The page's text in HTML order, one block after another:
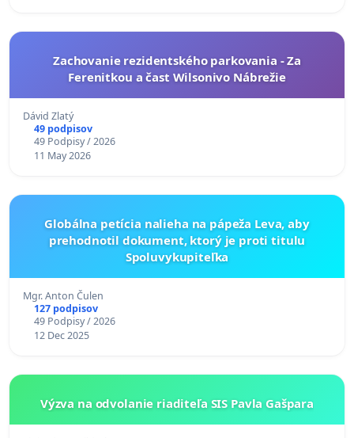
Zachovanie rezidentského parkovania - Za
Ferenitkou a čast Wilsonivo Nábrežie
Dávid Zlatý
49 podpisov
49 Podpisy / 2026
11 May 2026
Globálna petícia nalieha na pápeža Leva, aby
prehodnotil dokument, ktorý je proti titulu
Spoluvykupiteľka
Mgr. Anton Čulen
127 podpisov
49 Podpisy / 2026
12 Dec 2025
Výzva na odvolanie riaditeľa SIS Pavla Gašpara